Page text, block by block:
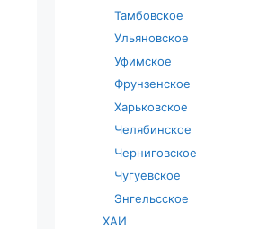
Тамбовское
Ульяновское
Уфимское
Фрунзенское
Харьковское
Челябинское
Черниговское
Чугуевское
Энгельсское
ХАИ